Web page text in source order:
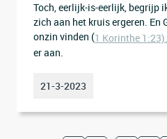
Toch, eerlijk-is-eerlijk, begrijp
zich aan het kruis ergeren. En
onzin vinden (1 Korinthe 1:23).
er aan.
21-3-2023